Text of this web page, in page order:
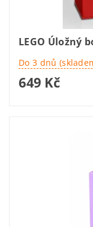
LEGO Úložný
Do 3 dnů
649 Kč